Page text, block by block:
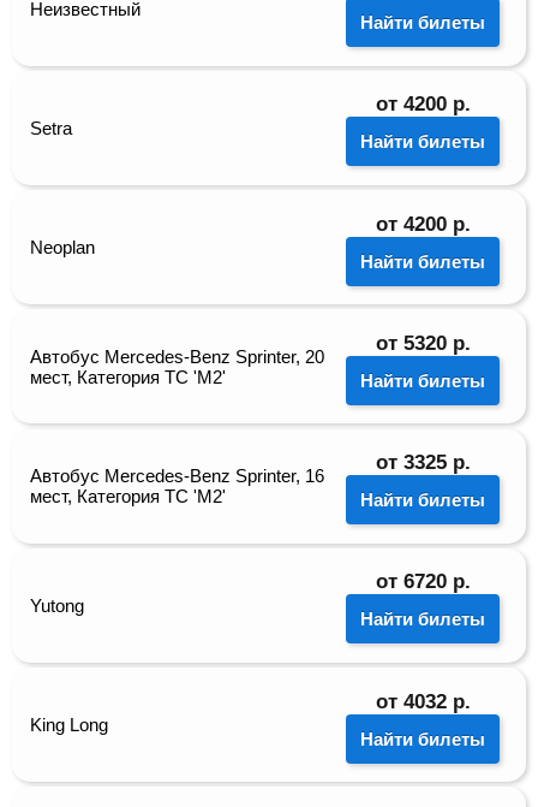
Неизвестный
Найти билеты
Setra
от 4200 р.
Найти билеты
Neoplan
от 4200 р.
Найти билеты
Автобус Mercedes-Benz Sprinter, 20
мест, Категория ТС 'М2'
от 5320 р.
Найти билеты
Автобус Mercedes-Benz Sprinter, 16
мест, Категория ТС 'М2'
от 3325 р.
Найти билеты
Yutong
от 6720 р.
Найти билеты
King Long
от 4032 р.
Найти билеты